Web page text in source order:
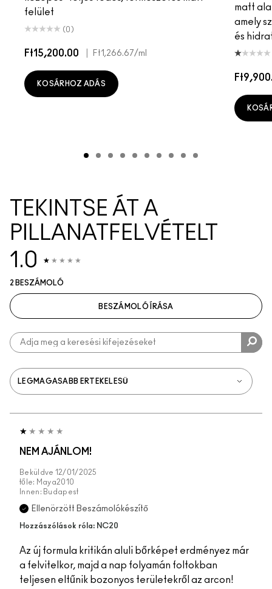
felület
(0)
Ft15,200.00 Ft1,266.67/ml
KOSÁRHOZ ADÁS
matt
amely
és
TEKINTSE ÁT A
PILLANATFELVÉTELT
1.0
2 BESZÁMOLÓ
BESZÁMOLÓ ÍRÁSA
NEM AJÁNLOM!
Beküldve 12/01/2025
tőle: Maya2010
Innen: Budapest
Ellenörzött Beszámolókészítő
Hozzászólások róla: NC20
Az új formula kritikán aluli bőrképet erdményez már
a felvitelkor, majd a nap folyamán foltokban
teljesen eltűnik bozonyos területekről az arcon!